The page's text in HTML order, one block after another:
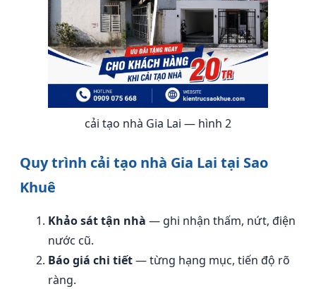
cải tạo nhà Gia Lai — hình 2
Quy trình cải tạo nhà Gia Lai tại Sao
Khuê
Khảo sát tận nhà — ghi nhận thấm, nứt, điện
nước cũ.
Báo giá chi tiết— từng hạng mục, tiến độ rõ
ràng.